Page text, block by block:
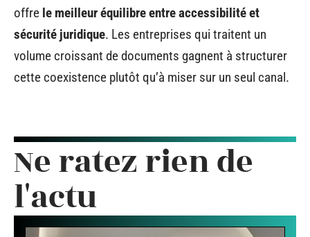
offre le meilleur équilibre entre accessibilité et
sécurité juridique. Les entreprises qui traitent un
volume croissant de documents gagnent à structurer
cette coexistence plutôt qu’à miser sur un seul canal.
Ne ratez rien de
l'actu